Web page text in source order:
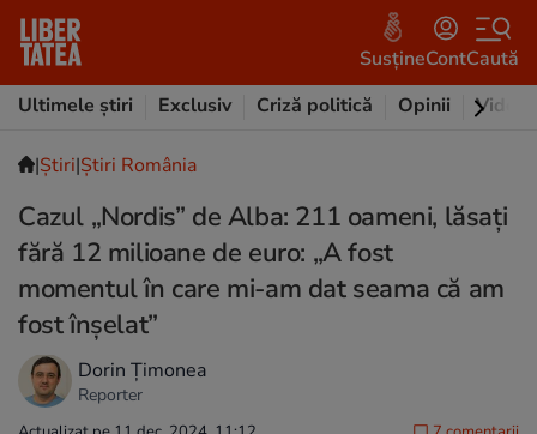
SusțineContCaută
Ultimele știri
Exclusiv Criză politică Opinii Video
|Ştiri|Știri România
Cazul „Nordis” de Alba: 211 oameni, lăsați
fără 12 milioane de euro: „A fost
momentul în care mi-am dat seama că am
fost înșelat”
Dorin Țimonea
Reporter